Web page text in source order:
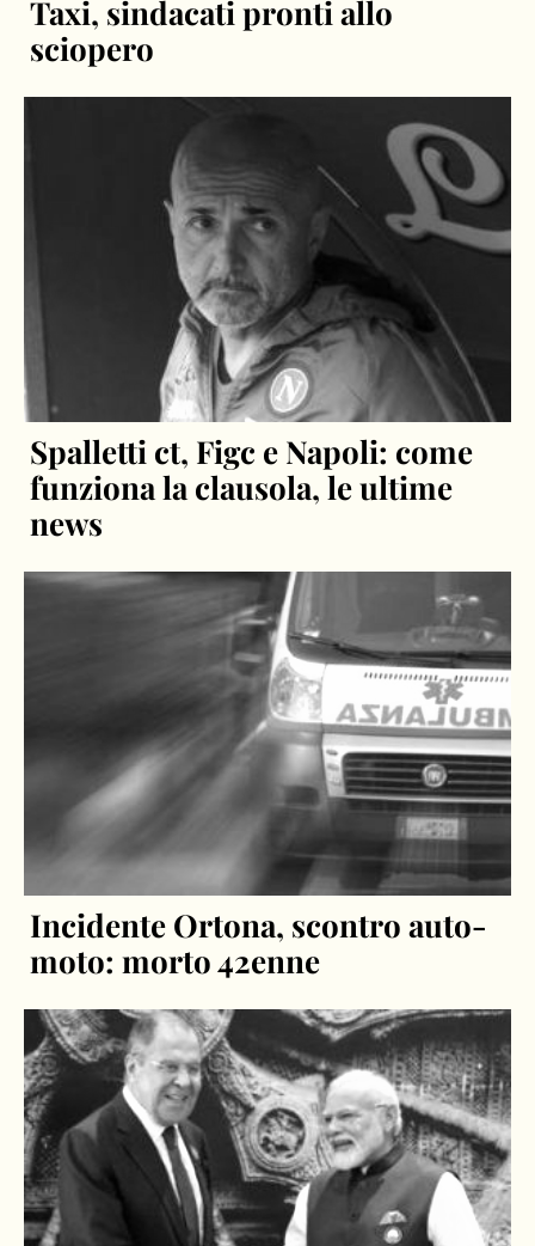
Taxi, sindacati pronti allo
sciopero
Spalletti ct, Figc e Napoli: come
funziona la clausola, le ultime
news
Incidente Ortona, scontro auto-
moto: morto 42enne